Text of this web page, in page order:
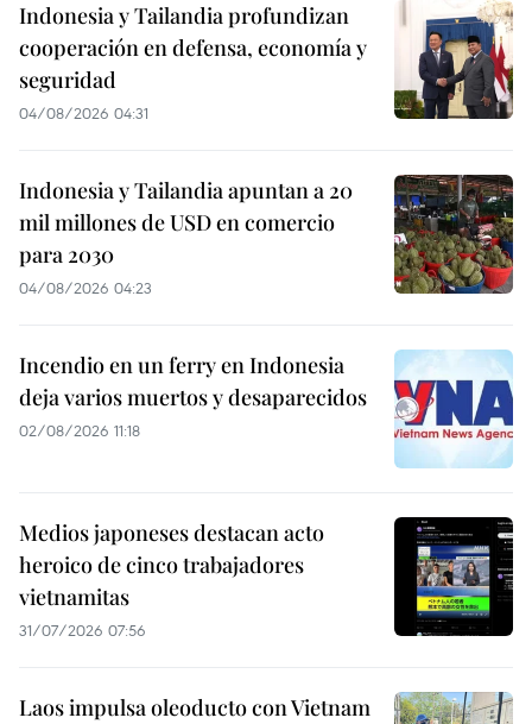
Indonesia y Tailandia profundizan
cooperación en defensa, economía y
seguridad
04/08/2026 04:31
Indonesia y Tailandia apuntan a 20
mil millones de USD en comercio
para 2030
04/08/2026 04:23
Incendio en un ferry en Indonesia
deja varios muertos y desaparecidos
02/08/2026 11:18
Medios japoneses destacan acto
heroico de cinco trabajadores
vietnamitas
31/07/2026 07:56
Laos impulsa oleoducto con Vietnam